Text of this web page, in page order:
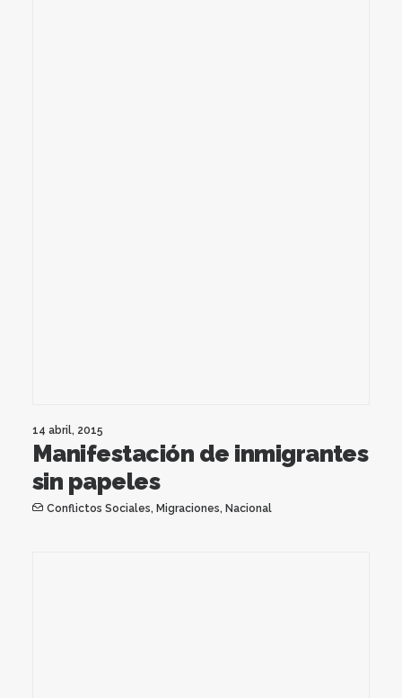
14 abril, 2015
Manifestación de inmigrantes
sin papeles
Conflictos Sociales, Migraciones, Nacional